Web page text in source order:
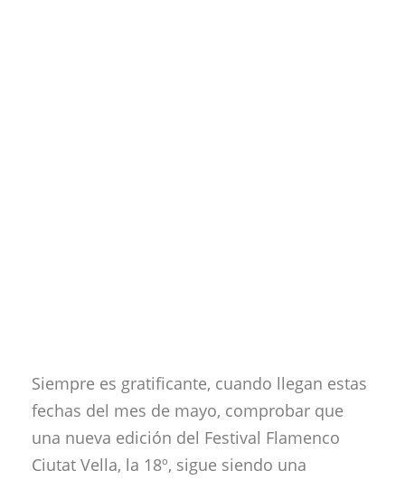
Siempre es gratificante, cuando llegan estas
fechas del mes de mayo, comprobar que
una nueva edición del Festival Flamenco
Ciutat Vella, la 18º, sigue siendo una